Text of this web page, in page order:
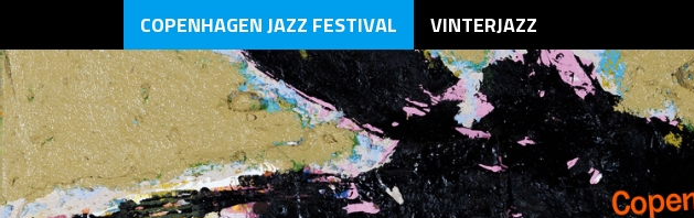
COPENHAGEN JAZZ FESTIVAL VINTERJAZZ